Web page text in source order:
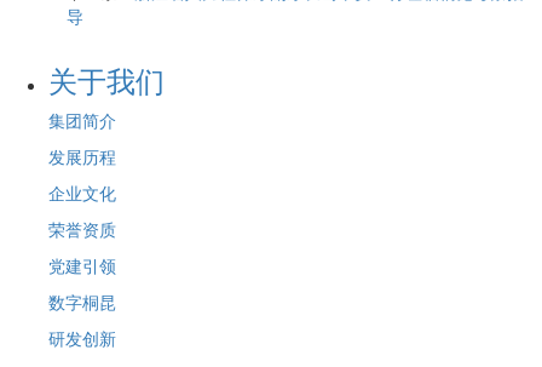
导
关于我们
集团简介
发展历程
企业文化
荣誉资质
党建引领
数字桐昆
研发创新